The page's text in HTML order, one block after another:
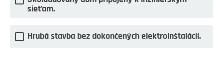
sieťam.
Hrubá stavba bez dokončených elektroinštalácií.